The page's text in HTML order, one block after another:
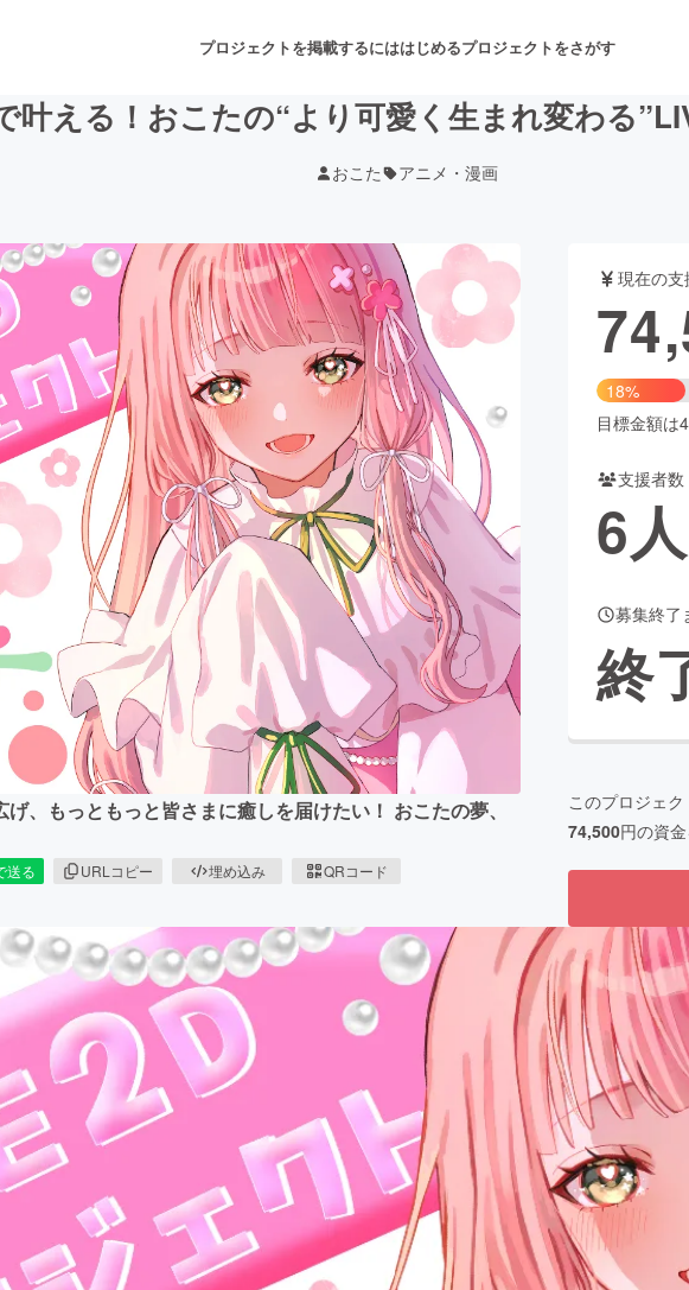
プロジェクトを掲載するにははじめるプロジェクトをさがす
音楽 舞台・パフォーマンス
ット ゲーム・サービス開発
書籍・雑誌出版 アニメ・漫画
チャレンジ ビューティー・ヘルスケア
化
CAMPFIRE for Social GoodCAMPFIRE Creation
CAMPFIREふるさと納税machi-ya コミュニティ
叶える！おこたの“より可愛く生まれ変わる
おこた アニメ・漫画
、もっともっと皆さまに癒しを届けたい！ おこたの夢、
送る URLコピー 埋め込み QRコード
現在の
18%
目標金額は
支援者数
6人
募集終了
終
このプロジェク
74,500円の資金